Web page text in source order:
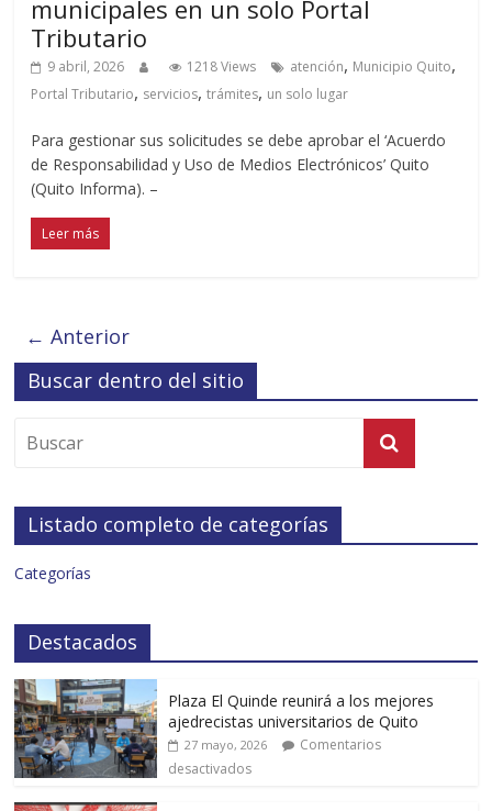
municipales en un solo Portal
Tributario
9 abril, 2026 1218 Views atención, Municipio Quito,
Portal Tributario, servicios,trámites, un solo lugar
Para gestionar sus solicitudes se debe aprobar el ‘Acuerdo
de Responsabilidad y Uso de Medios Electrónicos’ Quito
(Quito Informa). –
Leer más
← Anterior
Buscar dentro del sitio
Listado completo de categorías
Categorías
Destacados
Plaza El Quinde reunirá a los mejores
ajedrecistas universitarios de Quito
27 mayo, 2026
Comentarios
desactivados